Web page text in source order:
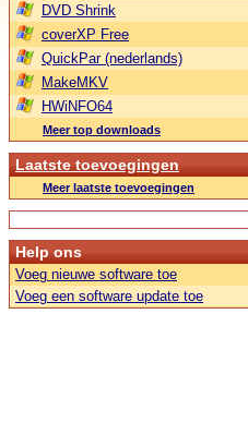
DVD Shrink
coverXP Free
QuickPar (nederlands)
MakeMKV
HWiNFO64
Meer top downloads
Laatste toevoegingen
Meer laatste toevoegingen
Help ons
Voeg nieuwe software toe
Voeg een software update toe